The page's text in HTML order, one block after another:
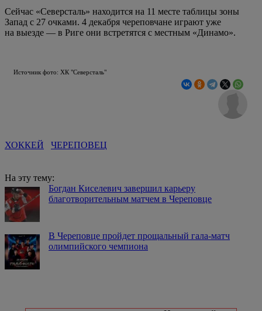
Сейчас «Северсталь» находится на 11 месте таблицы зоны
Запад с 27 очками. 4 декабря череповчане играют уже
на выезде — в Риге они встретятся с местным «Динамо».
Источник фото: ХК "Северсталь"
ХОККЕЙ ЧЕРЕПОВЕЦ
На эту тему:
Богдан Киселевич завершил карьеру
благотворительным матчем в Череповце
В Череповце пройдет прощальный гала-матч
олимпийского чемпиона